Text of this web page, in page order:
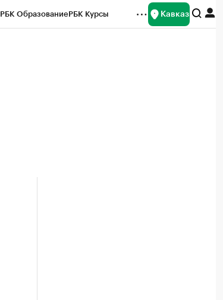
РБК ОбразованиеРБК Курсы Кавказ